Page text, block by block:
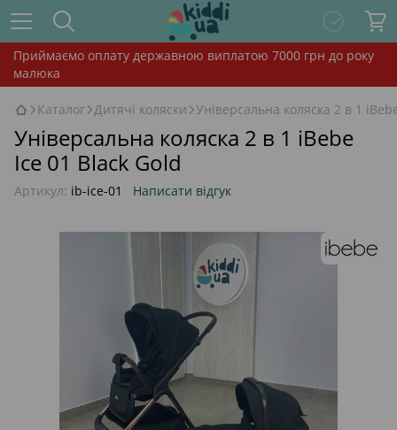
Приймаємо оплату державною виплатою 7000 грн до року
малюка
Каталог Дитячі коляски Універсальна коляска 2 в 1
Універсальна коляска 2 в 1 iBebe
Ice 01 Black Gold
Артикул: ib-ice-01 Написати відгук